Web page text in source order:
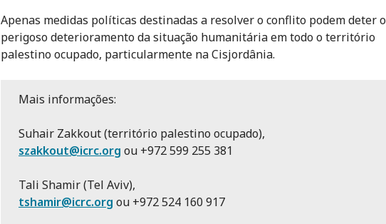
Apenas medidas políticas destinadas a resolver o conflito podem deter o
perigoso deterioramento da situação humanitária em todo o território
palestino ocupado, particularmente na Cisjordânia.
Mais informações:
Suhair Zakkout (território palestino ocupado),
szakkout@icrc.org ou +972 599 255 381
Tali Shamir (Tel Aviv),
tshamir@icrc.org ou +972 524 160 917